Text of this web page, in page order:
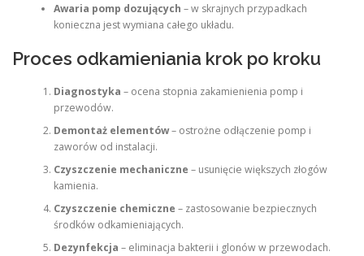
Awaria pomp dozujących – w skrajnych przypadkach
konieczna jest wymiana całego układu.
Proces odkamieniania krok po kroku
Diagnostyka – ocena stopnia zakamienienia pomp i
przewodów.
Demontaż elementów– ostrożne odłączenie pomp i
zaworów od instalacji.
Czyszczenie mechaniczne – usunięcie większych złogów
kamienia.
Czyszczenie chemiczne – zastosowanie bezpiecznych
środków odkamieniających.
Dezynfekcja – eliminacja bakterii i glonów w przewodach.